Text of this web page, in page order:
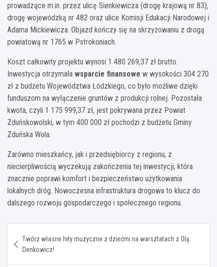
prowadzące m.in. przez ulicę Sienkiewicza (drogę krajową nr 83),
drogę wojewódzką nr 482 oraz ulice Komisji Edukacji Narodowej i
Adama Mickiewicza. Objazd kończy się na skrzyżowaniu z drogą
powiatową nr 1765 w Pstrokoniach.
Koszt całkowity projektu wynosi 1 480 269,37 zł brutto.
Inwestycja otrzymała wsparcie finansowe w wysokości 304 270
zł z budżetu Województwa Łódzkiego, co było możliwe dzięki
funduszom na wyłączenie gruntów z produkcji rolnej. Pozostała
kwota, czyli 1 175 999,37 zł, jest pokrywana przez Powiat
Zduńskowolski, w tym 400 000 zł pochodzi z budżetu Gminy
Zduńska Wola.
Zarówno mieszkańcy, jak i przedsiębiorcy z regionu, z
niecierpliwością wyczekują zakończenia tej inwestycji, która
znacznie poprawi komfort i bezpieczeństwo użytkowania
lokalnych dróg. Nowoczesna infrastruktura drogowa to klucz do
dalszego rozwoju gospodarczego i społecznego regionu.
wpisu
Twórz własne hity muzyczne z dziećmi na warsztatach z Olą
Denkowicz!